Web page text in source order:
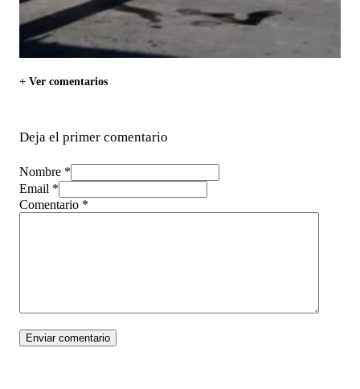
+ Ver comentarios
Deja el primer comentario
Nombre *
Email *
Comentario *